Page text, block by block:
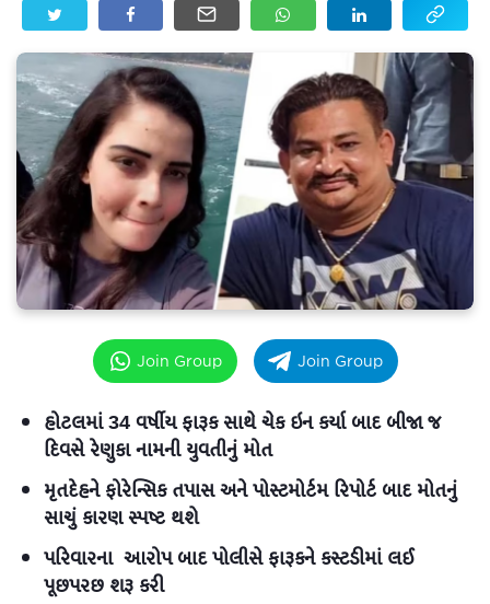
Join Group Join Group
હોટલમાં 34 વર્ષીય ફારૂક સાથે ચેક ઇન કર્યા બાદ બીજા જ
દિવસે રેણુકા નામની યુવતીનું મોત
મૃતદેહને ફોરેન્સિક તપાસ અને પોસ્ટમોર્ટમ રિપોર્ટ બાદ મોતનું
સાચું કારણ સ્પષ્ટ થશે
પરિવારના આરોપ બાદ પોલીસે ફારૂકને કસ્ટડીમાં લઈ
પૂછપરછ શરૂ કરી